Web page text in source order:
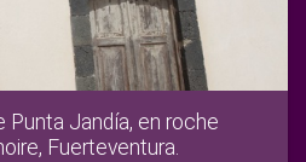
Punta Jandía, en roche
Fuerteventura.